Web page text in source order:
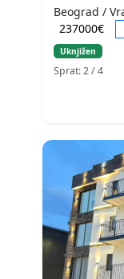
Beograd /
237000€
Uknjižen
Sprat: 2 / 4